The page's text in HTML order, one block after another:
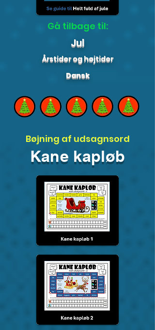
Gå tilbage til:
Jul
Årstider og højtider
Dansk
Bøjning af udsagnsord
Kane kapløb